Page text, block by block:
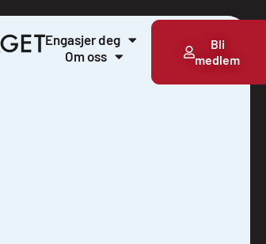
Engasjer deg
Om oss
Bli
medlem